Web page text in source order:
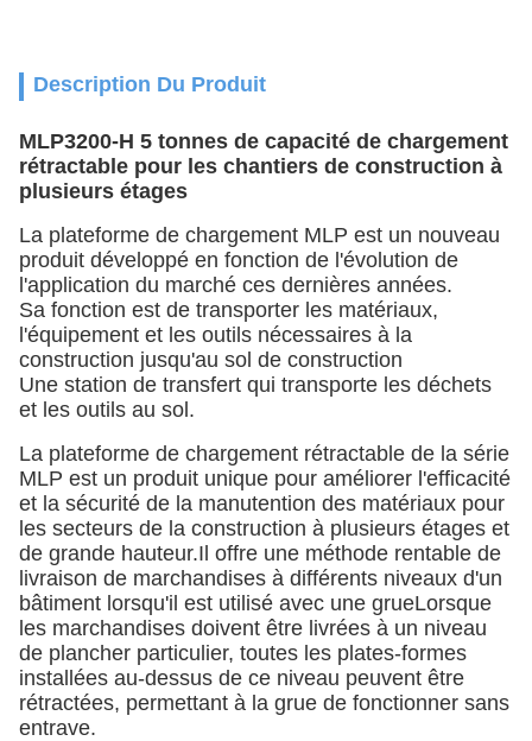
Description Du Produit
MLP3200-H 5 tonnes de capacité de chargement
rétractable pour les chantiers de construction à
plusieurs étages
La plateforme de chargement MLP est un nouveau
produit développé en fonction de l'évolution de
l'application du marché ces dernières années.
Sa fonction est de transporter les matériaux,
l'équipement et les outils nécessaires à la
construction jusqu'au sol de construction
Une station de transfert qui transporte les déchets
et les outils au sol.
La plateforme de chargement rétractable de la série
MLP est un produit unique pour améliorer l'efficacité
et la sécurité de la manutention des matériaux pour
les secteurs de la construction à plusieurs étages et
de grande hauteur.Il offre une méthode rentable de
livraison de marchandises à différents niveaux d'un
bâtiment lorsqu'il est utilisé avec une grueLorsque
les marchandises doivent être livrées à un niveau
de plancher particulier, toutes les plates-formes
installées au-dessus de ce niveau peuvent être
rétractées, permettant à la grue de fonctionner sans
entrave.